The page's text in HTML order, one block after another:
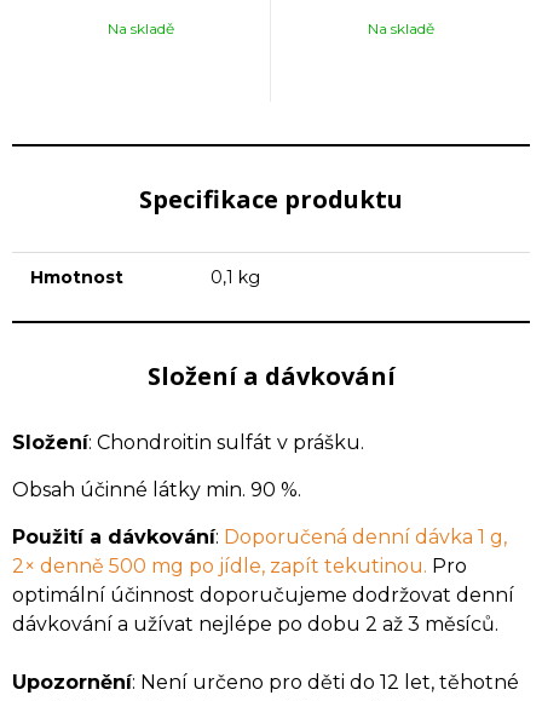
Na skladě Na skladě
Specifikace produktu
Hmotnost 0,1 kg
Složení a dávkování
Složení: Chondroitin sulfát v prášku.
Obsah účinné látky min. 90 %.
Použití a dávkování: Doporučená denní dávka 1 g,
2× denně 500 mg po jídle, zapít tekutinou. Pro
optimální účinnost doporučujeme dodržovat denní
dávkování a užívat nejlépe po dobu 2 až 3 měsíců.
Upozornění: Není určeno pro děti do 12 let, těhotné